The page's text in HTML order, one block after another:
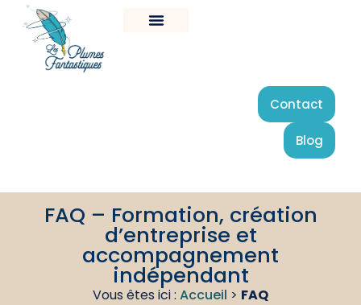
Contact
Blog
FAQ – Formation, création
d’entreprise et
accompagnement
indépendant
Vous êtes ici : Accueil > FAQ